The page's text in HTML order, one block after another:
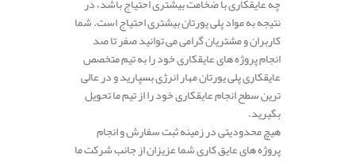
نتیجه به مواد پلی یورتان بیشتری احتیاج است. شما
کاربران و مشتریان گرامی می توانید صفر تا صد
انجام پروژه های عایقکاری خود را به تیم متخصص
عایقکاری پلی یورتان مهار انرژی بسپارید و در عالی
ترین سطح انجام عایقکاری خود را از تیم ما تحویل
بگیرید.
هیچ محدودیتی در زمینه ثبت سفارش و انجام
پروژه های عایق کاری شما عزیزان از جانب شرکت ما